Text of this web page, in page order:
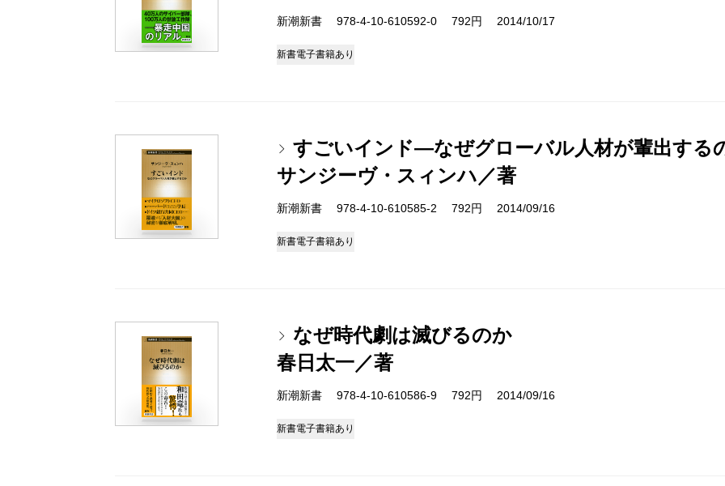
新潮新書 978-4-10-610592-0 792円 2014/10/17
新書電子書籍あり
すごいインド―なぜグローバル人材が輩出する
サンジーヴ・スィンハ／著
新潮新書 978-4-10-610585-2 792円 2014/09/16
新書電子書籍あり
なぜ時代劇は滅びるのか
春日太一／著
新潮新書 978-4-10-610586-9 792円 2014/09/16
新書電子書籍あり